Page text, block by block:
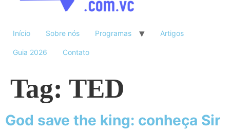
Início Sobre nós Programas Artigos
Guia 2026 Contato
Tag: TED
God save the king: conheça Sir